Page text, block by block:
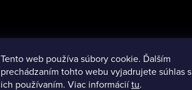
Tento web používa súbory cookie. Ďalším
prechádzaním tohto webu vyjadrujete súhlas s
ich používaním. Viac informáciítu.